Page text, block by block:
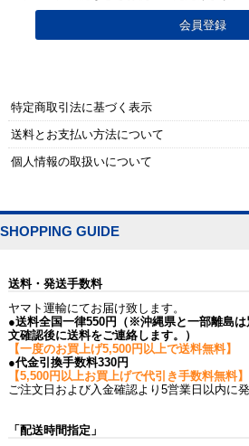
特定商取引法に基づく表示
送料とお支払い方法について
個人情報の取扱いについて
SHOPPING GUIDE
送料・発送手数料
ヤマト運輸にてお届け致します。
●送料全国一律550円（※沖縄県と一部離島
文確認後に送料をご連絡します。）
【一度のお買上げ5,500円以上で送料無料】
●代金引換手数料330円
【5,500円以上お買上げで代引き手数料無料】
ご注文日および入金確認より5営業日以内に
「配送時間指定」